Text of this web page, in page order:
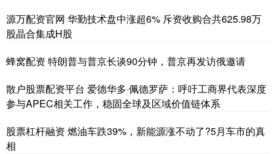
源万配资官网 华勤技术盘中涨超6% 斥资收购合共625.98万
股晶合集成H股
蜂窝配资 特朗普与普京长谈90分钟，普京再发访俄邀请
散户股票配资平台 爱德华多·佩德罗萨：呼吁工商界代表深度
参与APEC相关工作，稳固全球及区域价值链体系
股票杠杆融资 燃油车跌39%，新能源涨不动了?5月车市的真
相